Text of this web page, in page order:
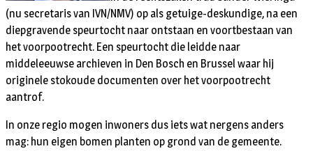
(nu secretaris van IVN/NMV) op als getuige-deskundige, na een
diepgravende speurtocht naar ontstaan en voortbestaan van
het voorpootrecht. Een speurtocht die leidde naar
middeleeuwse archieven in Den Bosch en Brussel waar hij
originele stokoude documenten over het voorpootrecht
aantrof.
In onze regio mogen inwoners dus iets wat nergens anders
mag: hun eigen bomen planten op grond van de gemeente.